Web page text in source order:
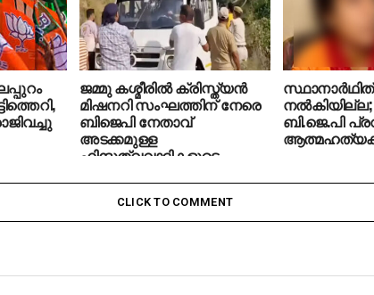
ജമ്മു കശ്മീരില്‍ ക്രിസ്ത്യന്‍
മിഷനറി സംഘത്തിന് നേരെ
ബിജെപി നേതാവ്
അടക്കമുള്ള
ഹിന്ദുത്വവാദികളുടെ
നല്‍കിയില്ല;
ബി.ജെ.പി
CLICK TO COMMENT